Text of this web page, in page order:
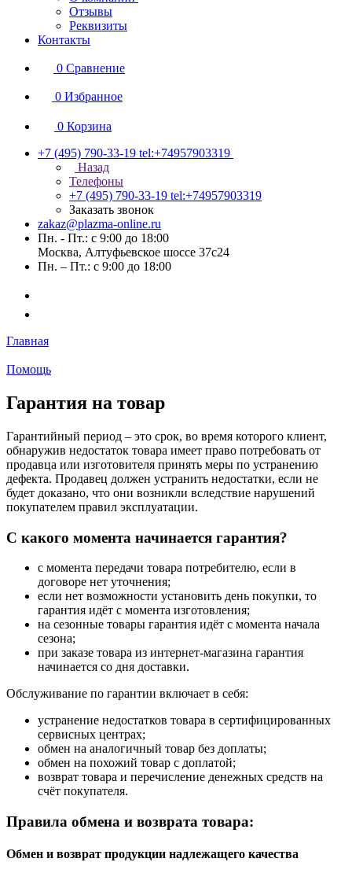
Отзывы
Реквизиты
Контакты
0 Сравнение
0 Избранное
0 Корзина
+7 (495) 790-33-19 tel:+74957903319
Назад
Телефоны
+7 (495) 790-33-19 tel:+74957903319
Заказать звонок
zakaz@plazma-online.ru
Пн. - Пт.: с 9:00 до 18:00
Москва, Алтуфьевское шоссе 37с24
Пн. – Пт.: с 9:00 до 18:00
Главная
Помощь
Гарантия на товар
Гарантийный период – это срок, во время которого клиент,
обнаружив недостаток товара имеет право потребовать от
продавца или изготовителя принять меры по устранению
дефекта. Продавец должен устранить недостатки, если не
будет доказано, что они возникли вследствие нарушений
покупателем правил эксплуатации.
С какого момента начинается гарантия?
с момента передачи товара потребителю, если в
договоре нет уточнения;
если нет возможности установить день покупки, то
гарантия идёт с момента изготовления;
на сезонные товары гарантия идёт с момента начала
сезона;
при заказе товара из интернет-магазина гарантия
начинается со дня доставки.
Обслуживание по гарантии включает в себя:
устранение недостатков товара в сертифицированных
сервисных центрах;
обмен на аналогичный товар без доплаты;
обмен на похожий товар с доплатой;
возврат товара и перечисление денежных средств на
счёт покупателя.
Правила обмена и возврата товара:
Обмен и возврат продукции надлежащего качества